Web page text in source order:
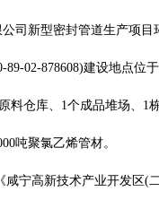
司新型密封管道生产项
89-02-878608)建设地点
料仓库、1个成品堆场、
吨聚氯乙烯管材。
宁高新技术产业开发区